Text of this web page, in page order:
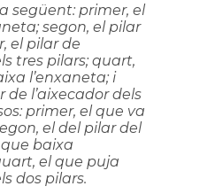
següent: primer, el
segon, el pilar
el pilar de
tres pilars; quart,
l’enxaneta; i
de l’aixecador dels
primer, el que va
el del pilar del
baixa
el que puja
dos pilars.